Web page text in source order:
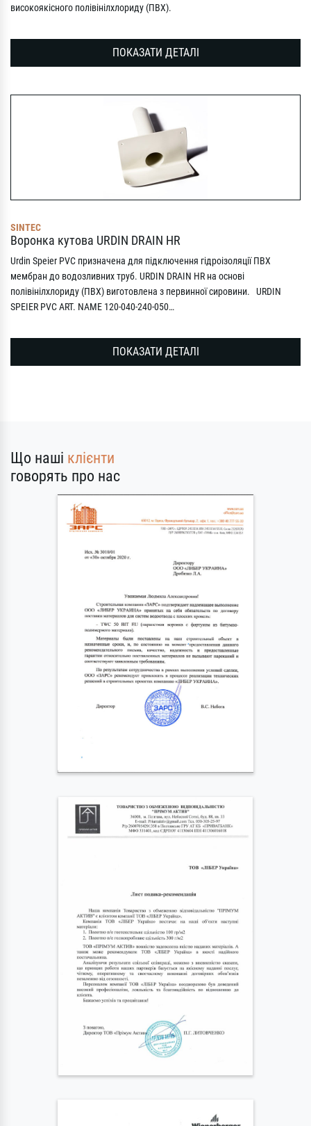
високоякісного полівінілхлориду (ПВХ).
ПОКАЗАТИ ДЕТАЛІ
SINTEC
Воронка кутова URDIN DRAIN HR
Urdin Speier PVC призначена для підключення гідроізоляції ПВХ
мембран до водозливних труб. URDIN DRAIN HR на основі
полівінілхлориду (ПВХ) виготовлена з первинної сировини. URDIN
SPEIER PVC ART. NAME 120-040-240-050…
ПОКАЗАТИ ДЕТАЛІ
Що наші клієнти
говорять про нас